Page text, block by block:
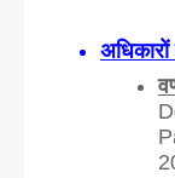
अधिकारों